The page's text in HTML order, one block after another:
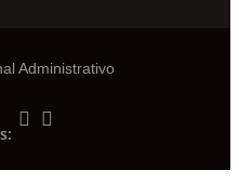
Administrativo